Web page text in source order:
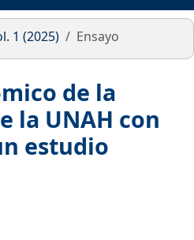
1 (2025) Ensayo
de la
la UNAH con
estudio